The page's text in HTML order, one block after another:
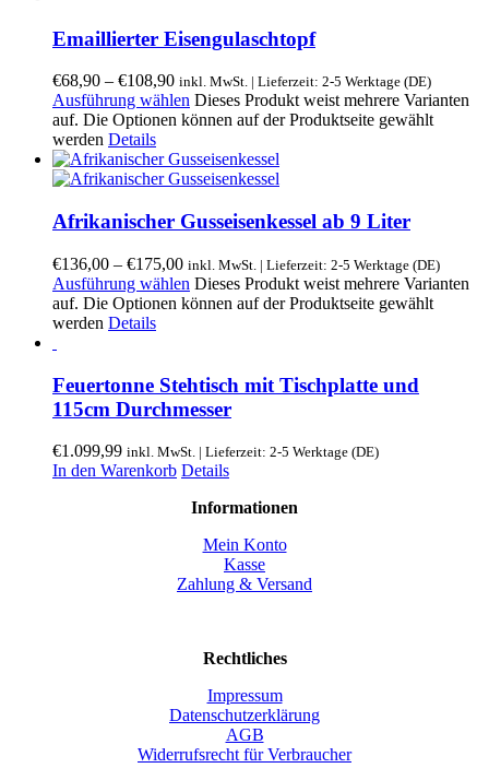
Emaillierter Eisengulaschtopf
€68,90 – €108,90 inkl. MwSt. | Lieferzeit: 2-5 Werktage (DE)
Ausführung wählen Dieses Produkt weist mehrere Varianten
auf. Die Optionen können auf der Produktseite gewählt
werden Details
Afrikanischer Gusseisenkessel ab 9 Liter
€136,00 – €175,00 inkl. MwSt. | Lieferzeit: 2-5 Werktage (DE)
Ausführung wählen Dieses Produkt weist mehrere Varianten
auf. Die Optionen können auf der Produktseite gewählt
werden Details
Feuertonne Stehtisch mit Tischplatte und
115cm Durchmesser
€1.099,99 inkl. MwSt. | Lieferzeit: 2-5 Werktage (DE)
In den Warenkorb Details
Informationen
Mein Konto
Kasse
Zahlung & Versand
Rechtliches
Impressum
Datenschutzerklärung
AGB
Widerrufsrecht für Verbraucher